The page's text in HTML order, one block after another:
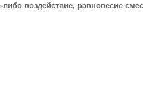
воздействие, равновесие